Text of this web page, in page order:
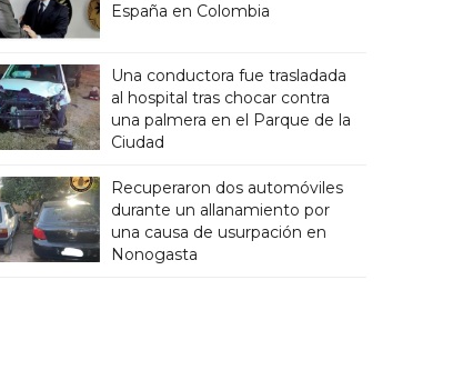
España en Colombia
Una conductora fue trasladada
al hospital tras chocar contra
una palmera en el Parque de la
Ciudad
Recuperaron dos automóviles
durante un allanamiento por
una causa de usurpación en
Nonogasta